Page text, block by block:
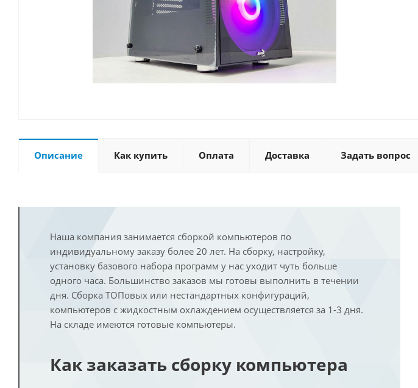
Описание Как купить Оплата Доставка Задать вопрос
Наша компания занимается сборкой компьютеров по
индивидуальному заказу более 20 лет. На сборку, настройку,
установку базового набора программ у нас уходит чуть больше
одного часа. Большинство заказов мы готовы выполнить в течении
дня. Сборка ТОПовых или нестандартных конфигураций,
компьютеров с жидкостным охлаждением осуществляется за 1-3 дня.
На складе имеются готовые компьютеры.
Как заказать сборку компьютера